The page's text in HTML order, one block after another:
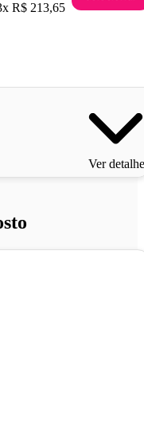
R$ 213,65
Ver